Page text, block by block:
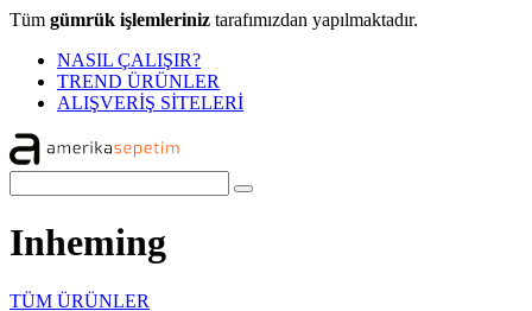
Tüm gümrük işlemleriniz tarafımızdan yapılmaktadır.
NASIL ÇALIŞIR?
TREND ÜRÜNLER
ALIŞVERİŞ SİTELERİ
Inheming
TÜM ÜRÜNLER